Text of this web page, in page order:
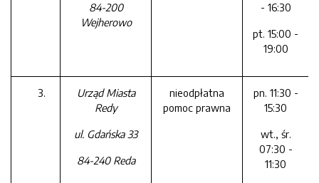
84-200
Wejherowo
- 16:30
pt. 15:00 -
19:00
Urząd Miasta
Redy
ul. Gdańska 33
84-240 Reda
nieodpłatna
pomoc prawna
pn. 11:30 -
15:30
wt., śr.
07:30 -
11:30